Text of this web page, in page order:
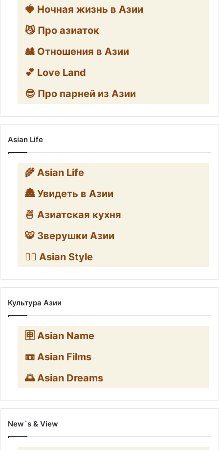
🍓 Ночная жизнь в Азии
😼 Про азиаток
🎎 Отношения в Азии
💕 Love Land
😎 Про парней из Азии
Asian Life
🌾 Asian Life
🏯 Увидеть в Азии
🍜 Азиатская кухня
🐯 Зверушки Азии
🧛‍♂️ Asian Style
Культура Азии
🈸 Asian Name
📼 Asian Films
🌅 Asian Dreams
New`s & View